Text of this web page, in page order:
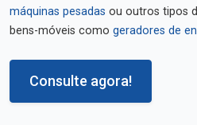
máquinas pesadas ou outros tipos
bens-móveis como geradores de
Consulte agora!